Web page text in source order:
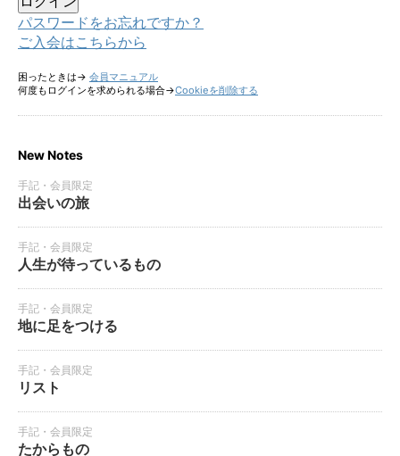
パスワードをお忘れですか？
ご入会はこちらから
困ったときは→ 会員マニュアル
何度もログインを求められる場合→Cookieを削除する
New Notes
手記・会員限定
出会いの旅
手記・会員限定
人生が待っているもの
手記・会員限定
地に足をつける
手記・会員限定
リスト
手記・会員限定
たからもの